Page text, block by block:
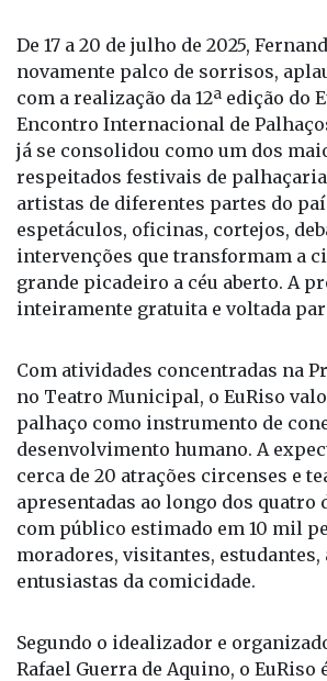
De 17 a 20 de julho de 2025,
novamente palco de sorrisos,
com a realização da 12ª edição do
Encontro Internacional de
já se consolidou como um dos
respeitados festivais de
artistas de diferentes partes do
espetáculos, oficinas, cortejos,
intervenções que transformam a
grande picadeiro a céu aberto. A
inteiramente gratuita e voltada
Com atividades concentradas na
no Teatro Municipal, o EuRiso
palhaço como instrumento de
desenvolvimento humano. A
cerca de 20 atrações circenses e
apresentadas ao longo dos quatro
com público estimado em 10 mil
moradores, visitantes, estudantes,
entusiastas da comicidade.
Segundo o idealizador e
Rafael Guerra de Aquino, o EuRiso